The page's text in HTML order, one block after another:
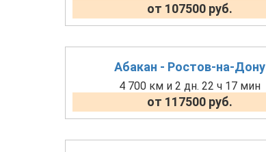
от 107500 руб.
Абакан - Ростов-на-Дону
4 700 км и 2 дн. 22 ч 17 мин
от 117500 руб.